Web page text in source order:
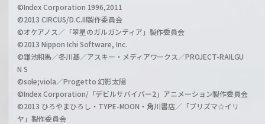
©Index Corporation 1996,2011
©2013 CIRCUS/D.C.III製作委員会
©オケアノス／「翠星のガルガンティア」製作委員会
©2013 Nippon Ichi Software, Inc.
©鎌池和馬／冬川基／アスキー・メディアワークス／PROJECT-RAILGU
N S
©sole;viola／Progetto 幻影太陽
©Index Corporation/「デビルサバイバー2」アニメーション製作委員会
©2013 ひろやまひろし・TYPE-MOON・角川書店／「プリズマ☆イリ
ヤ」製作委員会